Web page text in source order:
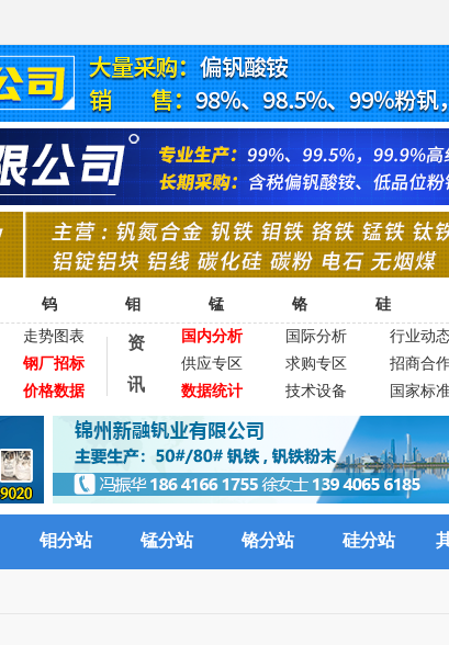
钨 钼 锰 铬 硅
走势图表
钢厂招标
价格数据
资
讯
国内分析 国际分析 行业动
供应专区
求购专区 招商合
数据统计
技术设备 国家标
钼分站 锰分站 铬分站 硅分站